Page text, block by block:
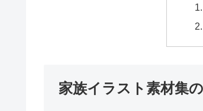
家族イラスト素材集